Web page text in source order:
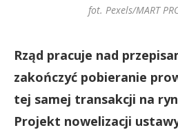
fot. Pexels/MART
Rząd pracuje nad
zakończyć pobieranie
tej samej transakcji na
Projekt nowelizacji